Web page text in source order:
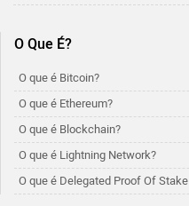
O Que É?
O que é Bitcoin?
O que é Ethereum?
O que é Blockchain?
O que é Lightning Network?
O que é Delegated Proof Of Stake